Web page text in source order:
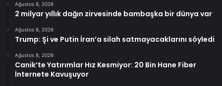
Ağustos 8, 2026
2 milyar yıllık dağın zirvesinde bambaşka bir dünya var
Ağustos 8, 2026
Trump: Şi ve Putin İran’a silah satmayacaklarını söyledi
Ağustos 8, 2026
Canik’te Yatırımlar Hız Kesmiyor: 20 Bin Hane Fiber
İnternete Kavuşuyor